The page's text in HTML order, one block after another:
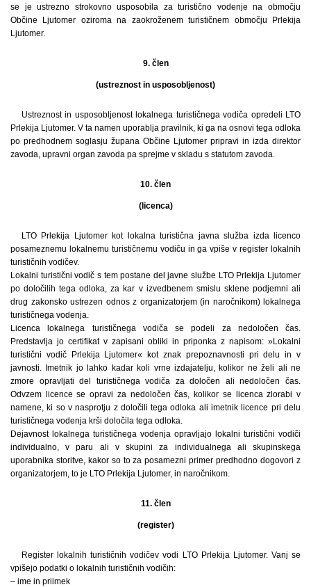
se je ustrezno strokovno usposobila za turistično vodenje na območju
Občine Ljutomer oziroma na zaokroženem turističnem območju Prlekija
Ljutomer.
9. člen
(ustreznost in usposobljenost)
Ustreznost in usposobljenost lokalnega turističnega vodiča opredeli LTO
Prlekija Ljutomer. V ta namen uporablja pravilnik, ki ga na osnovi tega odloka
po predhodnem soglasju župana Občine Ljutomer pripravi in izda direktor
zavoda, upravni organ zavoda pa sprejme v skladu s statutom zavoda.
10. člen
(licenca)
LTO Prlekija Ljutomer kot lokalna turistična javna služba izda licenco
posameznemu lokalnemu turističnemu vodiču in ga vpiše v register lokalnih
turističnih vodičev.
Lokalni turistični vodič s tem postane del javne službe LTO Prlekija Ljutomer
po določilih tega odloka, za kar v izvedbenem smislu sklene podjemni ali
drug zakonsko ustrezen odnos z organizatorjem (in naročnikom) lokalnega
turističnega vodenja.
Licenca lokalnega turističnega vodiča se podeli za nedoločen čas.
Predstavlja jo certifikat v zapisani obliki in priponka z napisom: »Lokalni
turistični vodič Prlekija Ljutomer« kot znak prepoznavnosti pri delu in v
javnosti. Imetnik jo lahko kadar koli vrne izdajatelju, kolikor ne želi ali ne
zmore opravljati del turističnega vodiča za določen ali nedoločen čas.
Odvzem licence se opravi za nedoločen čas, kolikor se licenca zlorabi v
namene, ki so v nasprotju z določili tega odloka ali imetnik licence pri delu
turističnega vodenja krši določila tega odloka.
Dejavnost lokalnega turističnega vodenja opravljajo lokalni turistični vodiči
individualno, v paru ali v skupini za individualnega ali skupinskega
uporabnika storitve, kakor so to za posamezni primer predhodno dogovori z
organizatorjem, to je LTO Prlekija Ljutomer, in naročnikom.
11. člen
(register)
Register lokalnih turističnih vodičev vodi LTO Prlekija Ljutomer. Vanj se
vpišejo podatki o lokalnih turističnih vodičih:
– ime in priimek